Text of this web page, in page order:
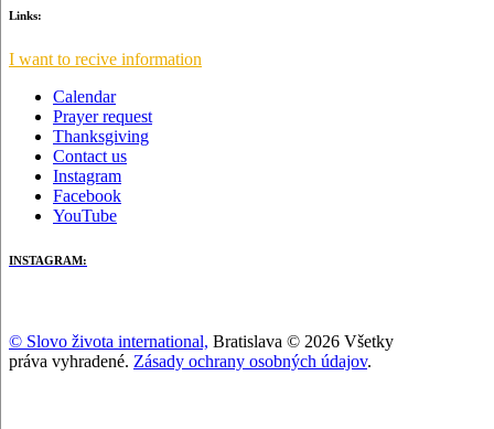
Links:
I want to recive information
Calendar
Prayer request
Thanksgiving
Contact us
Instagram
Facebook
YouTube
INSTAGRAM:
© Slovo života international, Bratislava © 2026 Všetky
práva vyhradené. Zásady ochrany osobných údajov.